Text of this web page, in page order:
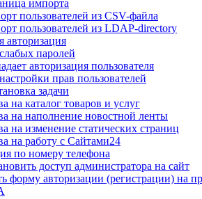
импорта
пользователей из CSV-файла
пользователей из LDAP-directory
авторизация
паролей
авторизация пользователя
прав пользователей
задачи
на каталог товаров и услуг
на наполнение новостной ленты
на изменение статических страниц
на работу с Сайтами24
по номеру телефона
доступ администратора на сайт
форму авторизации (регистрации) на